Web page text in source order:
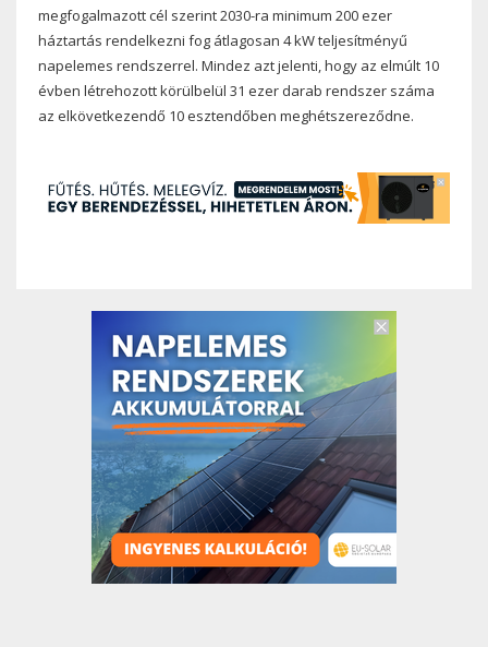
megfogalmazott cél szerint 2030-ra minimum 200 ezer
háztartás rendelkezni fog átlagosan 4 kW teljesítményű
napelemes rendszerrel. Mindez azt jelenti, hogy az elmúlt 10
évben létrehozott körülbelül 31 ezer darab rendszer száma
az elkövetkezendő 10 esztendőben meghétszereződne.